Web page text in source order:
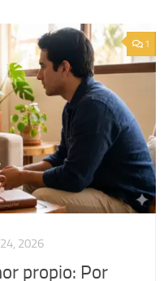
1
2026
propio: Por